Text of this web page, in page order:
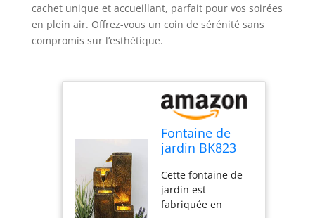
cachet unique et accueillant, parfait pour vos soirées
en plein air. Offrez-vous un coin de sérénité sans
compromis sur l’esthétique.
Fontaine de
jardin BK823
- Fontaine pour
terrasse ou
intérieur avec
Cette fontaine de
jardin est
fabriquée en